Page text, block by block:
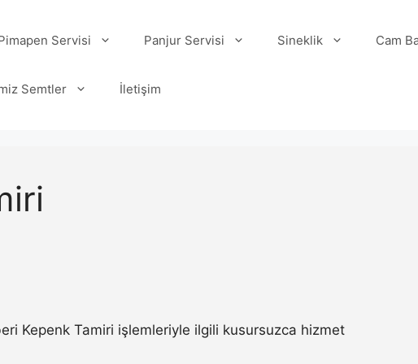
Servisi Panjur Servisi Sineklik Cam
Semtler İletişim
Kepenk Tamiri işlemleriyle ilgili kusursuzca hizmet